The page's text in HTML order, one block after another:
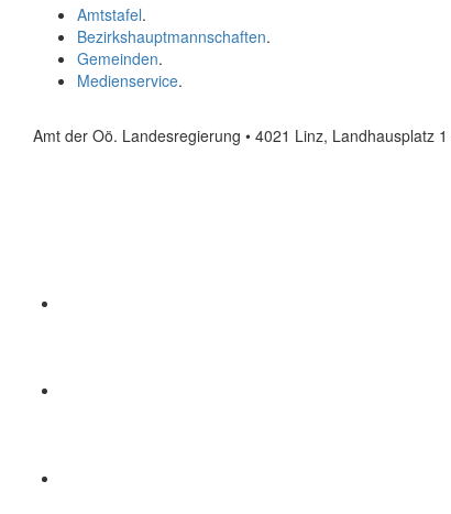
Amtstafel.
Bezirkshauptmannschaften.
Gemeinden.
Medienservice.
Amt der Oö. Landesregierung • 4021 Linz, Landhausplatz 1